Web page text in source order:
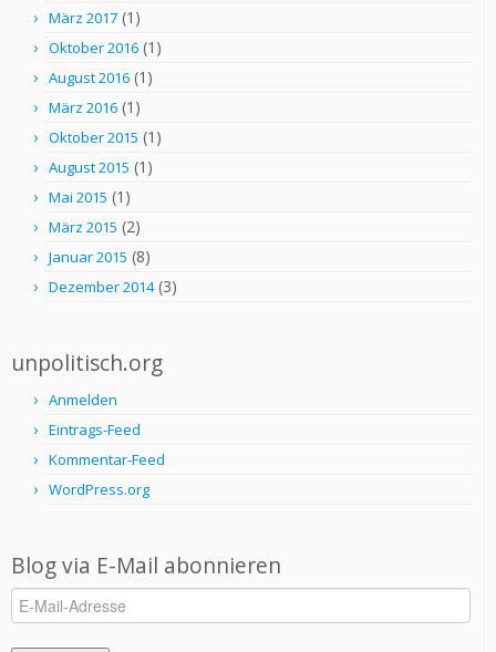
März 2017 (1)
Oktober 2016 (1)
August 2016 (1)
März 2016 (1)
Oktober 2015 (1)
August 2015 (1)
Mai 2015 (1)
März 2015 (2)
Januar 2015 (8)
Dezember 2014(3)
unpolitisch.org
Anmelden
Eintrags-Feed
Kommentar-Feed
WordPress.org
Blog via E-Mail abonnieren
E-
Mail-
Adresse